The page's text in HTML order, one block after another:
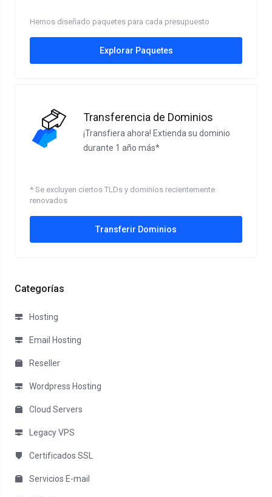
Categorías
Hosting
Email Hosting
Reseller
Wordpress Hosting
Cloud Servers
Legacy VPS
Certificados SSL
Servicios E-mail
Hemos diseñado paquetes para cada presupuesto
Explorar Paquetes
Transferencia de Dominios
¡Transfiera ahora! Extienda su dominio
durante 1 año más*
* Se excluyen ciertos TLDs y dominios recientemente
renovados
Transferir Dominios